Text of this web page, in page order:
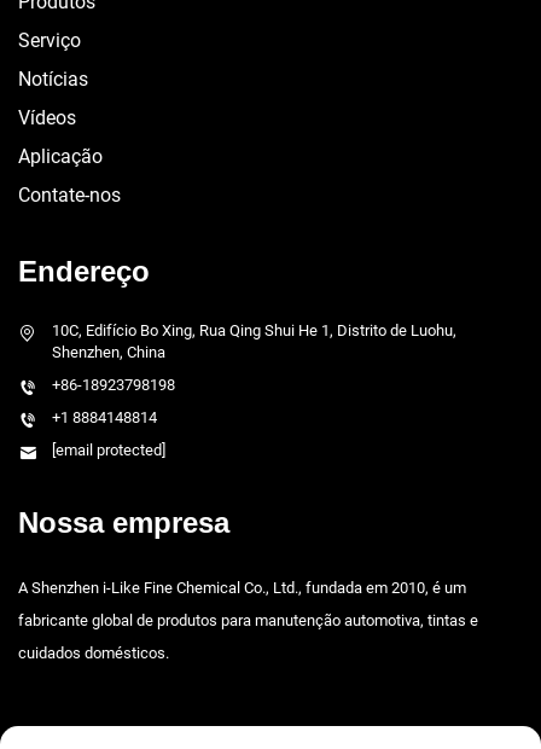
Serviço
Notícias
Vídeos
Aplicação
Contate-nos
Endereço
10C, Edifício Bo Xing, Rua Qing Shui He 1, Distrito de Luohu,
Shenzhen, China
+86-18923798198
+1 8884148814
[email protected]
Nossa empresa
A Shenzhen i-Like Fine Chemical Co., Ltd., fundada em 2010, é um
fabricante global de produtos para manutenção automotiva, tintas e
cuidados domésticos.